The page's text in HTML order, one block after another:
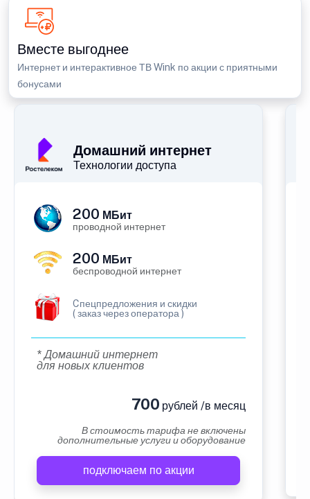
Вместе выгоднее
Интернет и интерактивное ТВ Wink по акции с приятными
бонусами
Домашний интернет
Технологии доступа
200 МБит
проводной интернет
200 МБит
беспроводной интернет
Cпецпредложения и скидки
( заказ через оператора )
* Домашний интернет
для новых клиентов
700 рублей /в месяц
В стоимость тарифа не включены
дополнительные услуги и оборудование
подключаем по акции